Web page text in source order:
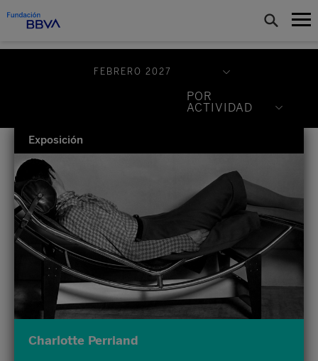
FEBRERO 2027
Julio 2026
Noviembre 2026
Diciembre 2026
Enero 2027
Febrero 2027
POR
ACTIVIDAD
Conferencia
Curso
Encuentro
Exposición
Seminario
Exposición
Charlotte Perriand